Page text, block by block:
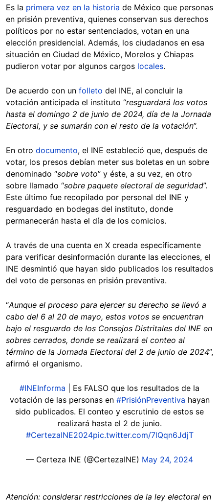
Es la primera vez en la historia de México que personas
en prisión preventiva, quienes conservan sus derechos
políticos por no estar sentenciados, votan en una
elección presidencial. Además, los ciudadanos en esa
situación en Ciudad de México, Morelos y Chiapas
pudieron votar por algunos cargos locales.
De acuerdo con un folleto del INE, al concluir la
votación anticipada el instituto “resguardará los votos
hasta el domingo 2 de junio de 2024, día de la Jornada
Electoral, y se sumarán con el resto de la votación”.
En otro documento, el INE estableció que, después de
votar, los presos debían meter sus boletas en un sobre
denominado “sobre voto” y éste, a su vez, en otro
sobre llamado “sobre paquete electoral de seguridad”.
Este último fue recopilado por personal del INE y
resguardado en bodegas del instituto, donde
permanecerán hasta el día de los comicios.
A través de una cuenta en X creada específicamente
para verificar desinformación durante las elecciones, el
INE desmintió que hayan sido publicados los resultados
del voto de personas en prisión preventiva.
“Aunque el proceso para ejercer su derecho se llevó a
cabo del 6 al 20 de mayo, estos votos se encuentran
bajo el resguardo de los Consejos Distritales del INE en
sobres cerrados, donde se realizará el conteo al
término de la Jornada Electoral del 2 de junio de 2024”,
afirmó el organismo.
#INEInforma | Es FALSO que los resultados de la
votación de las personas en #PrisiónPreventiva hayan
sido publicados. El conteo y escrutinio de estos se
realizará hasta el 2 de junio.
#CertezaINE2024pic.twitter.com/7lQqn6JdjT
— Certeza INE (@CertezaINE) May 24, 2024
Atención: considerar restricciones de la ley electoral en